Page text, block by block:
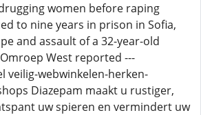
women before raping
to nine years in prison in Sofia,
and assault of a 32-year-old
West reported ---
veilig-webwinkelen-herken-
Diazepam maakt u rustiger,
uw spieren en vermindert uw